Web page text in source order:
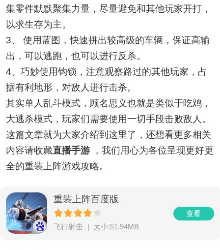
集零件默默聚集力量，尽量避免和其他玩家开打，
以求生存为主。
3、 使用蓝图，快速拼出较高级的车辆，保证高输
出，可以逃跑，也可以进行反杀。
4、巧妙使用钩锁，注意观察路过的其他玩家，占
据有利地形，对敌人进行击杀。
其实单人乱斗模式，顾名思义也就是类似于吃鸡，
大逃杀模式，玩家们需要使用一切手段击败敌人。
这篇文章就为大家介绍到这里了，还想看更多相关
内容请收藏直播手游 ，我们用心为各位呈现更好更
全的重装上阵游戏攻略。
重装上阵百度版
飞行射击 | 大小:51.94MB
查看